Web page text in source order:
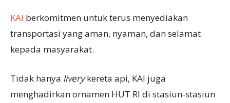
KAI berkomitmen untuk terus menyediakan
transportasi yang aman, nyaman, dan selamat
kepada masyarakat.
Tidak hanya liverykereta api, KAI juga
menghadirkan ornamen HUT RI di stasiun-stasiun